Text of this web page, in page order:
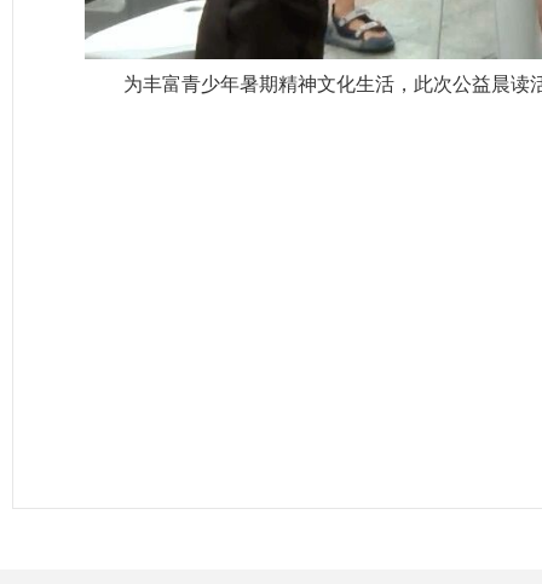
为丰富青少年暑期精神文化生活，此次公益晨